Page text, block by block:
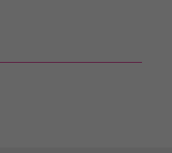
Kameraskydd, MagSafe-kompatibel